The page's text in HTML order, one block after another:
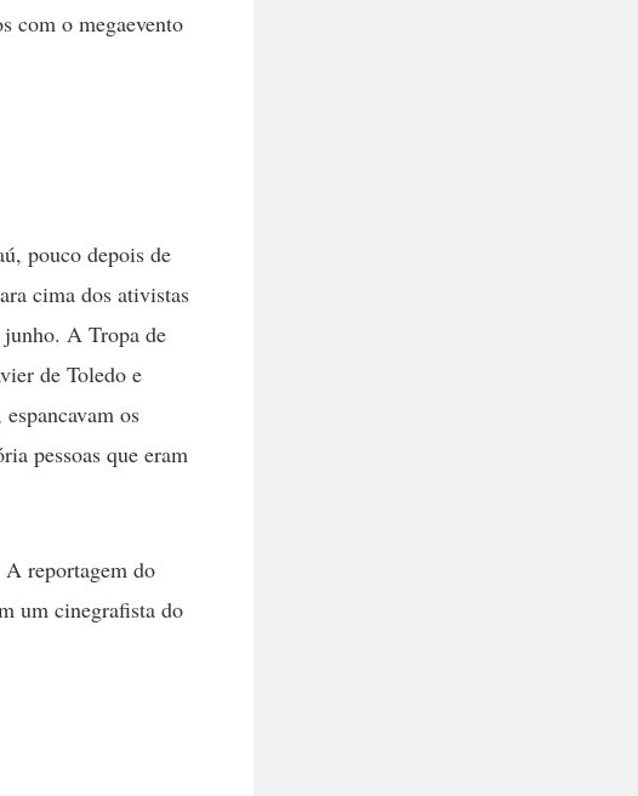
com o megaevento
pouco depois de
cima dos ativistas
A Tropa de
de Toledo e
os
pessoas que eram
A reportagem do
um cinegrafista do